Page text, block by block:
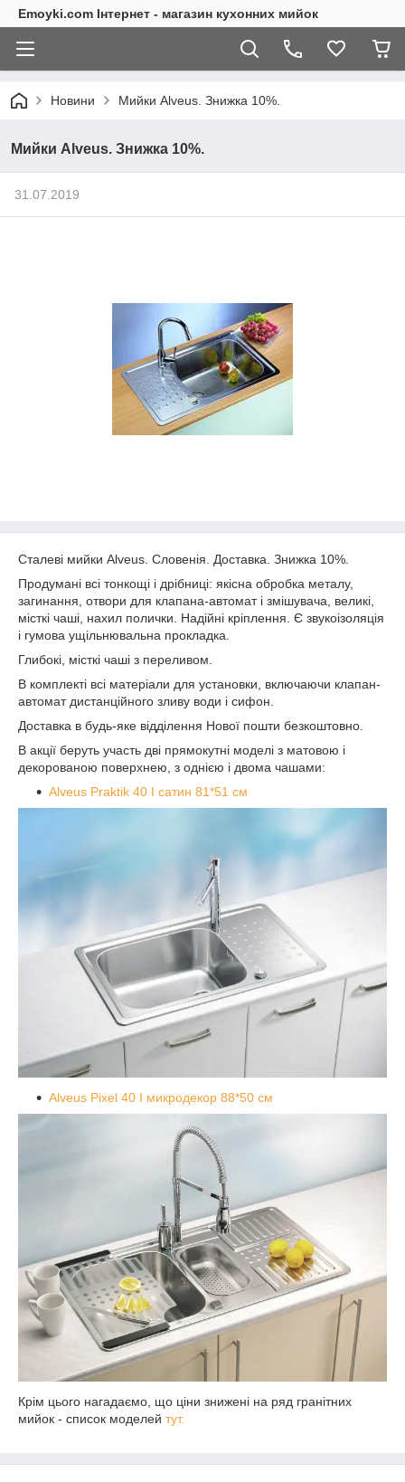
Emoyki.com Інтернет - магазин кухонних мийок
Новини Мийки Alveus. Знижка 10%.
Мийки Alveus. Знижка 10%.
31.07.2019
Сталеві мийки Alveus. Словенія. Доставка. Знижка 10%.
Продумані всі тонкощі і дрібниці: якісна обробка металу,
загинання, отвори для клапана-автомат і змішувача, великі,
місткі чаші, нахил полички. Надійні кріплення. Є звукоізоляція
і гумова ущільнювальна прокладка.
Глибокі, місткі чаші з переливом.
В комплекті всі матеріали для установки, включаючи клапан-
автомат дистанційного зливу води і сифон.
Доставка в будь-яке відділення Нової пошти безкоштовно.
В акції беруть участь дві прямокутні моделі з матовою і
декорованою поверхнею, з однією і двома чашами:
Alveus Praktik 40 I сатин 81*51 см
Alveus Pixel 40 I микродекор 88*50 см
Крім цього нагадаємо, що ціни знижені на ряд гранітних
мийок - список моделей тут.